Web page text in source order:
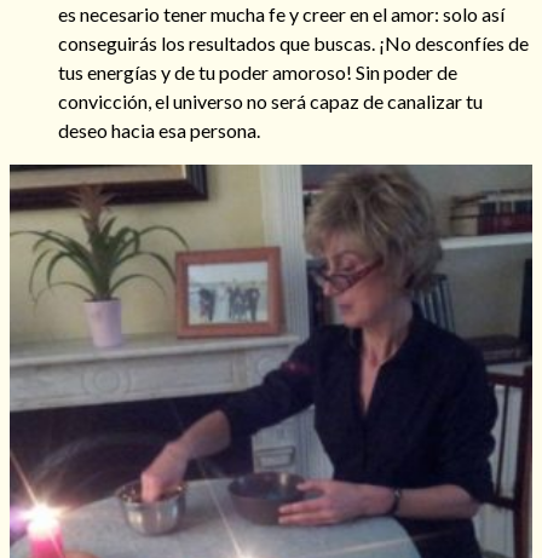
es necesario tener mucha fe y creer en el amor: solo así
conseguirás los resultados que buscas. ¡No desconfíes de
tus energías y de tu poder amoroso! Sin poder de
convicción, el universo no será capaz de canalizar tu
deseo hacia esa persona.